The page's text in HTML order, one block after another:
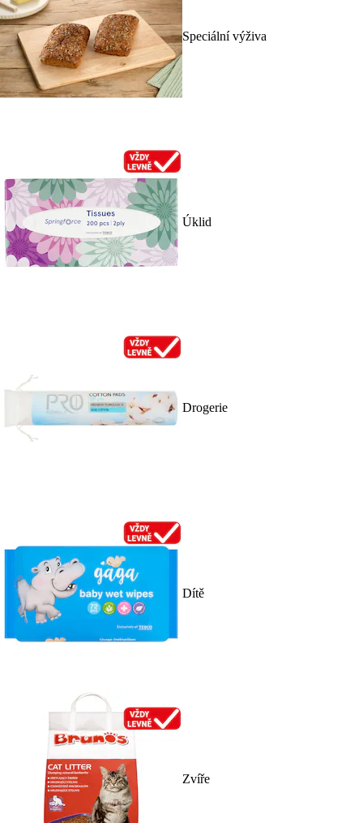
Speciální výživa
Úklid
Drogerie
Dítě
Zvíře